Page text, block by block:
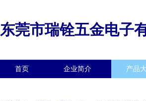
东莞市瑞铨五金电子
首页 企业简介 产品